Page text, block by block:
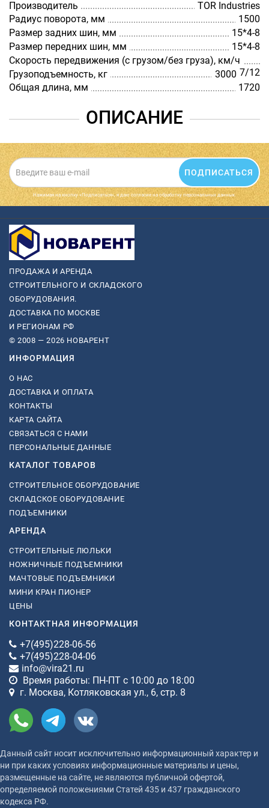
Производитель
TOR Industries
Радиус поворота, мм
1500
Размер задних шин, мм
15*4-8
Размер передних шин, мм
15*4-8
Скорость передвижения (с грузом/без груза), км/ч
7/12
Грузоподъемность, кг
3000
Общая длина, мм
1720
ОПИСАНИЕ
ПОДПИСАТЬСЯ
Нажимая на кнопку «Подписаться», я даю cогласие на обработку персональных данных.
ПРОДАЖА И АРЕНДА
СТРОИТЕЛЬНОГО И СКЛАДСКОГО
ОБОРУДОВАНИЯ.
ДОСТАВКА ПО МОСКВЕ
И РЕГИОНАМ РФ
© 2008 — 2026 НОВАРЕНТ
ИНФОРМАЦИЯ
О НАС
ДОСТАВКА И ОПЛАТА
КОНТАКТЫ
КАРТА САЙТА
СВЯЗАТЬСЯ С НАМИ
ПЕРСОНАЛЬНЫЕ ДАННЫЕ
КАТАЛОГ ТОВАРОВ
СТРОИТЕЛЬНОЕ ОБОРУДОВАНИЕ
СКЛАДСКОЕ ОБОРУДОВАНИЕ
ПОДЪЕМНИКИ
АРЕНДА
СТРОИТЕЛЬНЫЕ ЛЮЛЬКИ
НОЖНИЧНЫЕ ПОДЪЕМНИКИ
МАЧТОВЫЕ ПОДЪЕМНИКИ
МИНИ КРАН ПИОНЕР
ЦЕНЫ
КОНТАКТНАЯ ИНФОРМАЦИЯ
+7(495)228-06-56
+7(495)228-04-06
info@vira21.ru
Время работы: ПН-ПТ с 10:00 до 18:00
г. Москва, Котляковская ул., 6, стр. 8
Данный сайт носит исключительно информационный характер и
ни при каких условиях информационные материалы и цены,
размещенные на сайте, не являются публичной офертой,
определяемой положениями Статей 435 и 437 гражданского
кодекса РФ.